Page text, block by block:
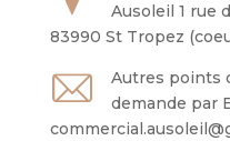
Ausoleil 1 rue
83990 St Tropez
Autres points
demande par